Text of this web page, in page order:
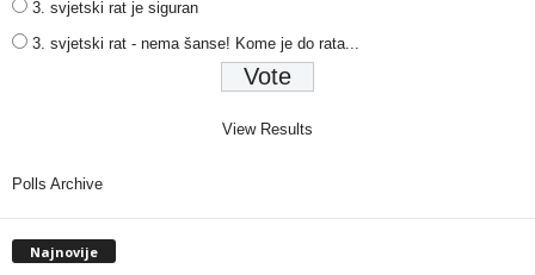
3. svjetski rat je siguran
3. svjetski rat - nema šanse! Kome je do rata...
View Results
Polls Archive
Najnovije